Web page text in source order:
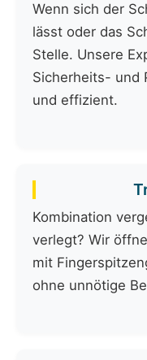
Wenn sich der
lässt oder das
Stelle. Unsere
Sicherheits- und
und effizient.
Kombination
verlegt? Wir
mit
ohne unnötige